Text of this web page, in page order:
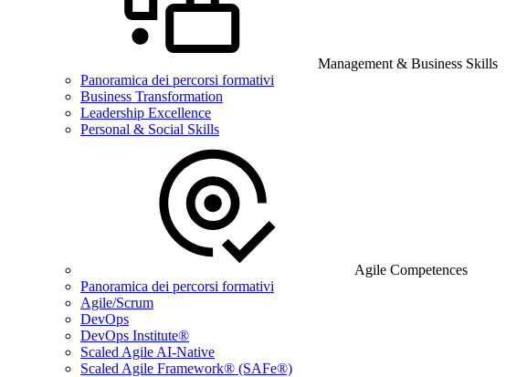
Management & Business Skills
Panoramica dei percorsi formativi
Business Transformation
Leadership Excellence
Personal & Social Skills
Agile Competences
Panoramica dei percorsi formativi
Agile/Scrum
DevOps
DevOps Institute®
Scaled Agile AI-Native
Scaled Agile Framework® (SAFe®)